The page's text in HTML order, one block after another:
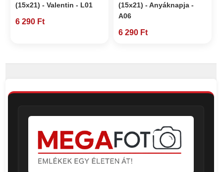
(15x21) - Valentin - L01
6 290 Ft
(15x21) - Anyáknapja -
A06
6 290 Ft